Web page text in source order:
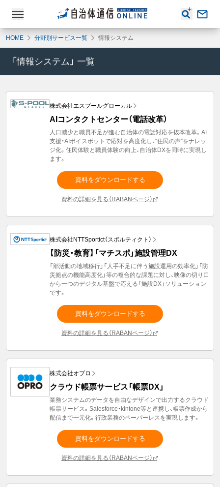
HOME 分野別サービス一覧 情報システム
「情報システム 」 一覧
株式会社エスプールグローカル
AIコンタクトセンター（電話改革）
人口減少と職員不足が進む自治体の電話対応を抜本改革。AI
支援・AIボイスボットで応対を高度化し、“住民の声”をナレッ
ジ化。住民体験と職員体験の向上、自治体DXを同時に実現し
ます。
資料をダウンロードする
資料の詳細を見る（RABANページ）
株式会社NTTSportict（スポルティクト）
【防災・教育】「マチスポ」施設管理DX
「部活動の地域移行」「人手不足に伴う施設運用の効率化」「防
災拠点の機能高度化」等の複合的な課題に対し、映像の切り口
から一つのデジタル基盤で応える「施設DX」ソリューション
です。
資料をダウンロードする
資料の詳細を見る（RABANページ）
株式会社オプロ
クラウド帳票サービス「帳票DX」
業務システムのデータを自由なデザインで出力するクラウド
帳票サービス。Salesforce・kintone等と連携し、帳票作成から
配信まで一元化。行政業務のペーパーレスを実現します。
資料をダウンロードする
資料の詳細を見る（RABANページ）